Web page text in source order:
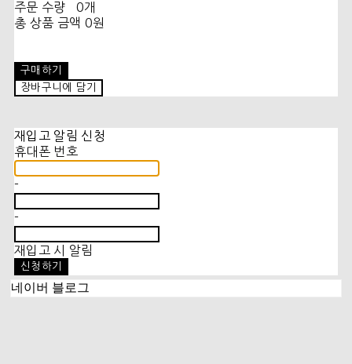
주문 수량
0개
총 상품 금액 0원
구매하기
장바구니에 담기
재입고 알림 신청
휴대폰 번호
-
-
재입고 시 알림
신청하기
네이버 블로그